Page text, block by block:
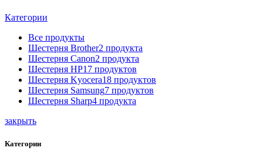
Категории
Все продукты
Шестерня Brother2 продукта
Шестерня Canon2 продукта
Шестерня HP17 продуктов
Шестерня Kyocera18 продуктов
Шестерня Samsung7 продуктов
Шестерня Sharp4 продукта
закрыть
Категории